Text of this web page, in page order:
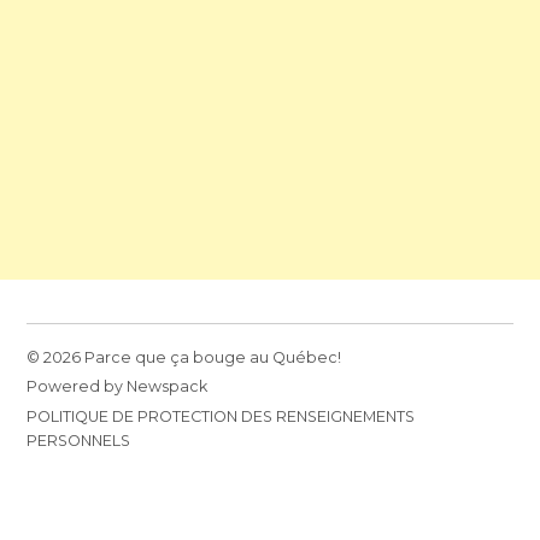
© 2026 Parce que ça bouge au Québec!
Powered by Newspack
POLITIQUE DE PROTECTION DES RENSEIGNEMENTS
PERSONNELS